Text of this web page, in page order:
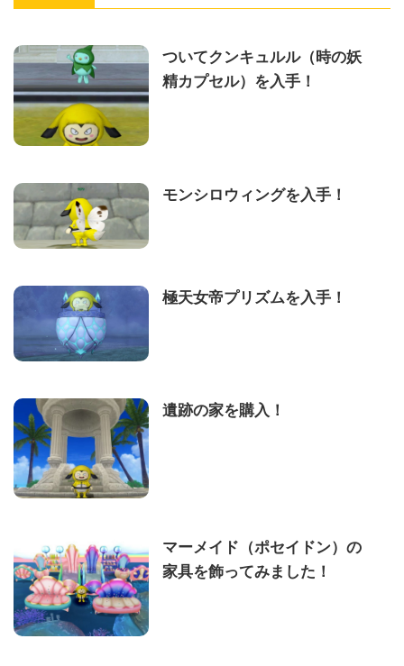
ついてクンキュルル（時の妖
精カプセル）を入手！
モンシロウィングを入手！
極天女帝プリズムを入手！
遺跡の家を購入！
マーメイド（ポセイドン）の
家具を飾ってみました！